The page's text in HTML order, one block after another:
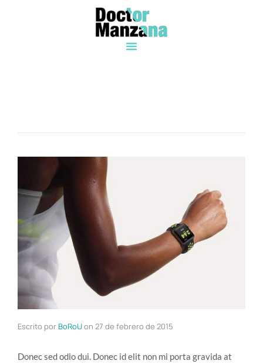
Escrito porBoRoUon 27 de febrero de 2015
Donec sed odio dui. Donec id elit non mi porta gravida at